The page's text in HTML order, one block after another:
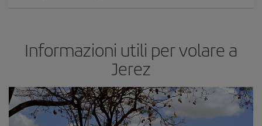
Informazioni utili per volare a
Jerez